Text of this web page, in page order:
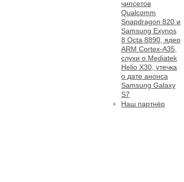
чипсетов
Qualcomm
Snapdragon 820 и
Samsung Exynos
8 Octa 8890, ядер
ARM Cortex-A35,
слухи о Mediatek
Helio X30, утечка
о дате анонса
Samsung Galaxy
S7
Наш партнёр